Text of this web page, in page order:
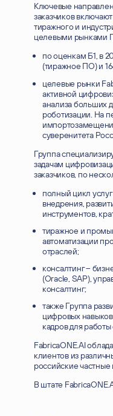
Ключевые
заказчиков
тиражного и
целевыми рынками
по оценкам Б1, в
(тиражное ПО) и
целевые рынки
активной
анализа больших
роботизации. На
суверенитета
Группа
задачам
заказчиков, по
полный цикл
внедрения,
инструментов,
тиражное и
автоматизации
отраслей;
консалтинг –
(Oracle, SAP),
консалтинг;
также Группа
цифровых
кадров для
FabricaONE.AI
клиентов из
российские
В штате
с
оставьте контакты, и